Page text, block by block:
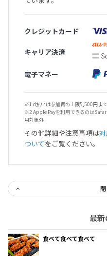
クレジットカード
キャリア決済
電子マネー
※1 d払いは参加費の上限5,500円ま
※2 Apple Payを利用できるのは
用対象外
その他詳細や注意事項は
ついてをご覧ください。
最
食べて食べて食べて